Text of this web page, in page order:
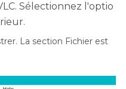
Sélectionnez l'optio
La section Fichier est